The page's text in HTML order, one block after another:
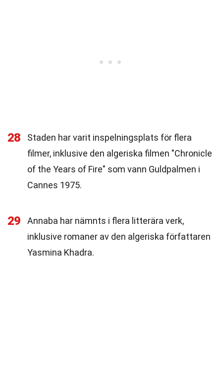
28
Staden har varit inspelningsplats för flera
filmer, inklusive den algeriska filmen "Chronicle
of the Years of Fire" som vann Guldpalmen i
Cannes 1975.
29
Annaba har nämnts i flera litterära verk,
inklusive romaner av den algeriska författaren
Yasmina Khadra.